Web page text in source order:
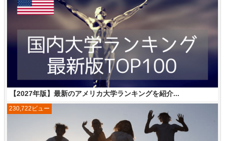
【2027年版】最新のアメリカ大学ランキングを紹介...
230,722ビュー